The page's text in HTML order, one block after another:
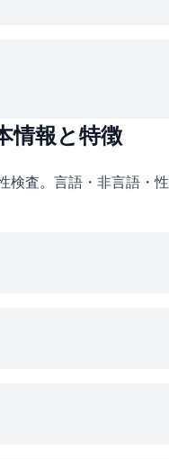
情報と特徴
検査。言語・非言語・性